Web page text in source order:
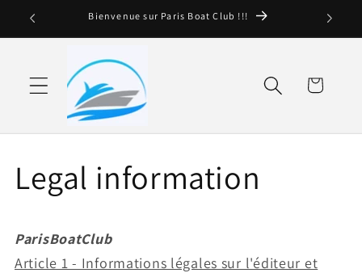
move
on to
Bienvenue sur Paris Boat Club !!!
Basket
Legal information
ParisBoatClub
Article 1 - Informations légales sur l'éditeur et